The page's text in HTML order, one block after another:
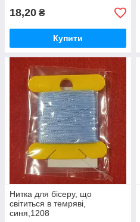
18,20 ₴
Купити
Нитка для бісеру, що
світиться в темряві,
синя,1208